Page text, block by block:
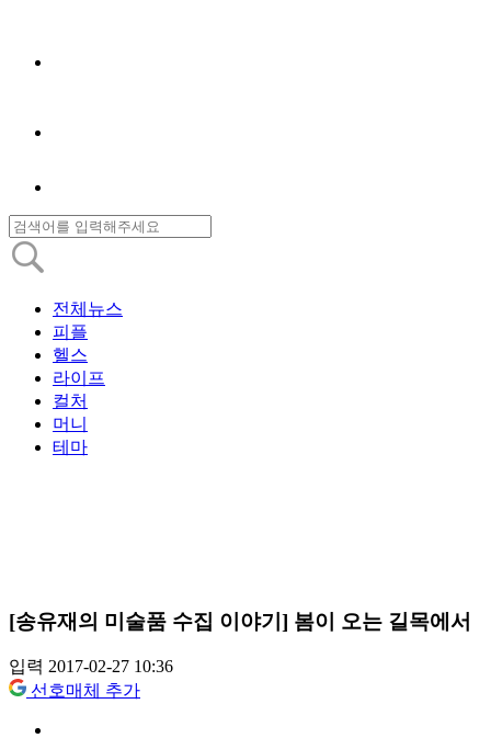
전체뉴스
피플
헬스
라이프
컬처
머니
테마
[송유재의 미술품 수집 이야기] 봄이 오는 길목에서
입력 2017-02-27 10:36
선호매체 추가